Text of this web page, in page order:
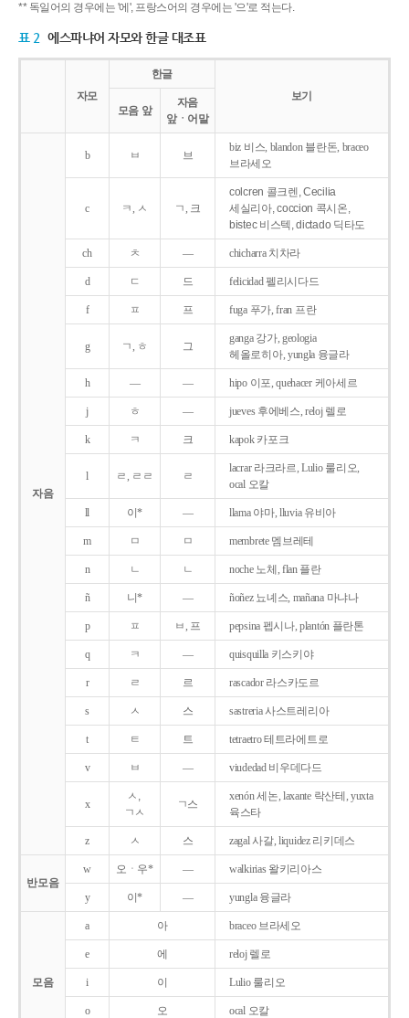
** 독일어의 경우에는 '에', 프랑스어의 경우에는 '으'로 적는다.
표 2 에스파냐어 자모와 한글 대조표
자모
한글
보기
모음 앞
자음
앞ㆍ어말
자음
b ㅂ 브
biz 비스, blandon 블란돈, braceo
브라세오
c ㅋ, ㅅ ㄱ, 크
colcren 콜크렌, Cecilia
세실리아, coccion 콕시온,
bistec 비스텍, dictado 딕타도
ch ㅊ ― chicharra 치차라
d ㄷ 드 felicidad 펠리시다드
f ㅍ 프 fuga 푸가, fran 프란
g ㄱ, ㅎ 그
ganga 강가, geologia
헤올로히아, yungla 융글라
h ― ― hipo 이포, quehacer 케아세르
j ㅎ ― jueves 후에베스, reloj 렐로
k ㅋ 크 kapok 카포크
l ㄹ, ㄹㄹ ㄹ
lacrar 라크라르, Lulio 룰리오,
ocal 오칼
ll 이* ― llama 야마, lluvia 유비아
m ㅁ ㅁ membrete 멤브레테
n ㄴ ㄴ noche 노체, flan 플란
ñ 니* ― ñoñez 뇨녜스, mañana 마냐나
p ㅍ ㅂ, 프 pepsina 펩시나, plantón 플란톤
q ㅋ ― quisquilla 키스키야
r ㄹ 르 rascador 라스카도르
s ㅅ 스 sastreria 사스트레리아
t ㅌ 트 tetraetro 테트라에트로
v ㅂ ― viudedad 비우데다드
x
ㅅ,
ㄱㅅ
ㄱ스
xenón 세논, laxante 락산테, yuxta
육스타
z ㅅ 스 zagal 사갈, liquidez 리키데스
반모음
w 오ㆍ우* ― walkirias 왈키리아스
y 이* ― yungla 융글라
모음
a 아 braceo 브라세오
e 에 reloj 렐로
i 이 Lulio 룰리오
o 오 ocal 오칼